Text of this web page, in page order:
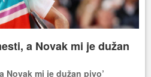
a Novak mi je dužan
Novak mi je dužan pivo’